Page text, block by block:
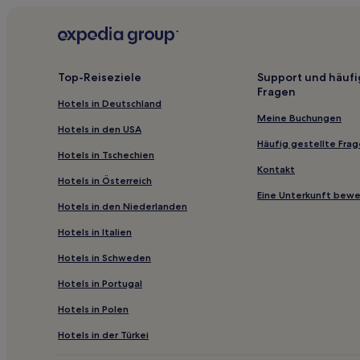
Hotels nahe Station Bío Bío
Hotels nahe Museo Interactivo Mirador
Hotels nahe Einkaufszentrum Plaza Oeste
Hotels nahe Gemeindemarkt von Providencia
Hotels nahe Station Quilin
Hotels nahe Station Pedro de Valdivia
Hotels nahe Station O'Higgins Park
Hotels nahe Villa Grimaldi
Barrio Italia: Hotels
Top-Reiseziele
Hotels in Deutschland
Hotels in den USA
Hotels in Tschechien
Hotels in Österreich
Hotels in den Niederlanden
Hotels in Italien
Hotels in Schweden
Hotels in Portugal
Hotels in Polen
Hotels in der Türkei
Support und
Fragen
Meine Buchungen
Häufig gestellte
Kontakt
Eine Unterkunft